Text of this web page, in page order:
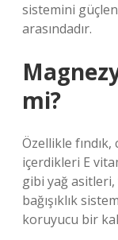
sistemini
arasındadır.
mi?
Özellikle
içerdikleri E
gibi yağ
bağışıklık
koruyucu bir